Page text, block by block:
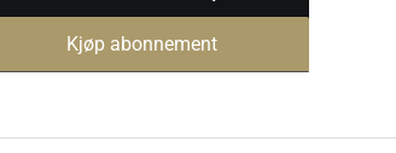
Kjøp abonnement